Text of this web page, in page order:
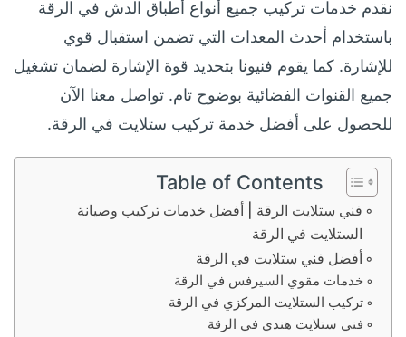
نقدم خدمات تركيب جميع أنواع أطباق الدش في الرقة
باستخدام أحدث المعدات التي تضمن استقبال قوي
للإشارة. كما يقوم فنيونا بتحديد قوة الإشارة لضمان تشغيل
جميع القنوات الفضائية بوضوح تام. تواصل معنا الآن
للحصول على أفضل خدمة تركيب ستلايت في الرقة.
Table of Contents
فني ستلايت الرقة | أفضل خدمات تركيب وصيانة
الستلايت في الرقة
أفضل فني ستلايت في الرقة
خدمات مقوي السيرفس في الرقة
تركيب الستلايت المركزي في الرقة
فني ستلايت هندي في الرقة